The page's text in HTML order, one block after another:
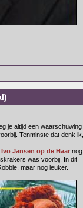
je altijd een waarschuwing
Tenminste dat denk ik,
Ivo Jansen op de Haarnog
was voorbij. In dit
maar nog leuker.